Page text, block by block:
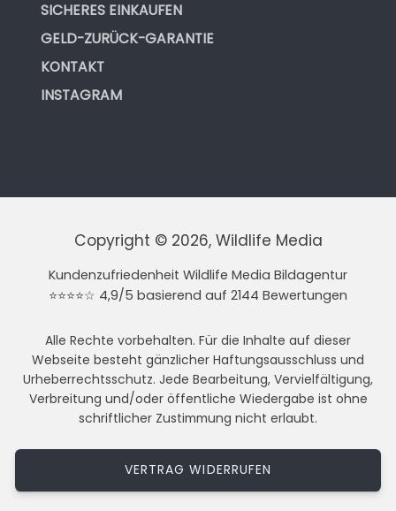
SICHERES EINKAUFEN
GELD-ZURÜCK-GARANTIE
KONTAKT
INSTAGRAM
Copyright © 2026, Wildlife Media
Kundenzufriedenheit Wildlife Media Bildagentur
⭐⭐⭐⭐☆ 4,9/5 basierend auf 2144 Bewertungen
Alle Rechte vorbehalten. Für die Inhalte auf dieser
Webseite besteht gänzlicher Haftungsausschluss und
Urheberrechtsschutz. Jede Bearbeitung, Vervielfältigung,
Verbreitung und/oder öffentliche Wiedergabe ist ohne
schriftlicher Zustimmung nicht erlaubt.
VERTRAG WIDERRUFEN